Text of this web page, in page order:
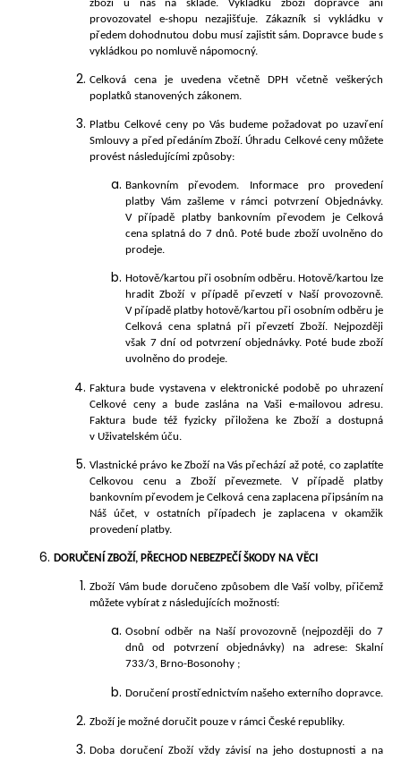
zboží u nás na skladě. Vykládku zboží dopravce ani
provozovatel e-shopu nezajišťuje. Zákazník si vykládku v
předem dohodnutou dobu musí zajistit sám. Dopravce bude s
vykládkou po nomluvě nápomocný.
Celková cena je uvedena včetně DPH včetně veškerých
poplatků stanovených zákonem.
Platbu Celkové ceny po Vás budeme požadovat po uzavření
Smlouvy a před předáním Zboží. Úhradu Celkové ceny můžete
provést následujícími způsoby:
Bankovním převodem. Informace pro provedení
platby Vám zašleme v rámci potvrzení Objednávky.
V případě platby bankovním převodem je Celková
cena splatná do 7 dnů. Poté bude zboží uvolněno do
prodeje.
Hotově/kartou při osobním odběru. Hotově/kartou lze
hradit Zboží v případě převzetí v Naší provozovně.
V případě platby hotově/kartou při osobním odběru je
Celková cena splatná při převzetí Zboží. Nejpozději
však 7 dní od potvrzení objednávky. Poté bude zboží
uvolněno do prodeje.
Faktura bude vystavena v elektronické podobě po uhrazení
Celkové ceny a bude zaslána na Vaši e-mailovou adresu.
Faktura bude též fyzicky přiložena ke Zboží a dostupná
v Uživatelském úču.
Vlastnické právo ke Zboží na Vás přechází až poté, co zaplatíte
Celkovou cenu a Zboží převezmete. V případě platby
bankovním převodem je Celková cena zaplacena připsáním na
Náš účet, v ostatních případech je zaplacena v okamžik
provedení platby.
DORUČENÍ ZBOŽÍ, PŘECHOD NEBEZPEČÍ ŠKODY NA VĚCI
Zboží Vám bude doručeno způsobem dle Vaší volby, přičemž
můžete vybírat z následujících možností:
Osobní odběr na Naší provozovně (nejpozději do 7
dnů od potvrzení objednávky) na adrese: Skalní
733/3, Brno-Bosonohy ;
Doručení prostřednictvím našeho externího dopravce.
Zboží je možné doručit pouze v rámci České republiky.
Doba doručení Zboží vždy závisí na jeho dostupnosti a na